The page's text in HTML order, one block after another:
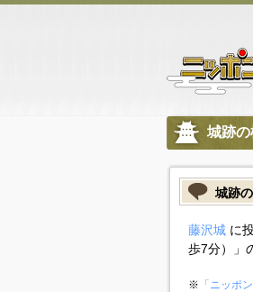
城跡の
城跡
藤沢城に
歩7分）」
※ 「ニッポ